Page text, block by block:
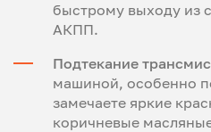
быстрому выходу из
АКПП.
Подтекание
машиной, особенно
замечаете яркие
коричневые